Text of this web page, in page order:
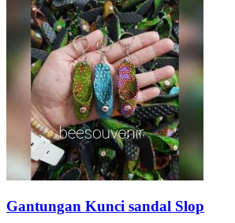
Gantungan Kunci sandal Slop